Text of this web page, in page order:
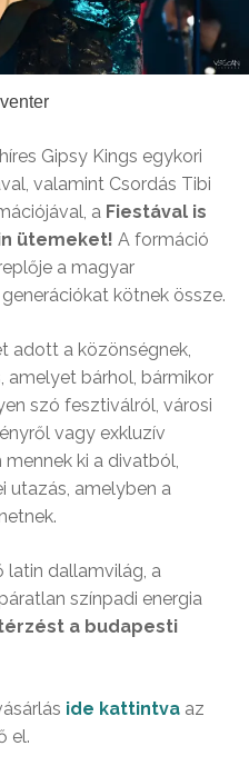
Gipsy Kings egykori
valamint Csordás Tibi
a Fiestával is
ütemeket! A formáció
a magyar
kötnek össze.
adott a közönségnek,
amelyet bárhol, bármikor
szó fesztiválról, városi
vagy exkluzív
ki a divatból,
utazás, amelyben a
latin dallamvilág, a
színpadi energia
a budapesti
ide kattintva az
el.